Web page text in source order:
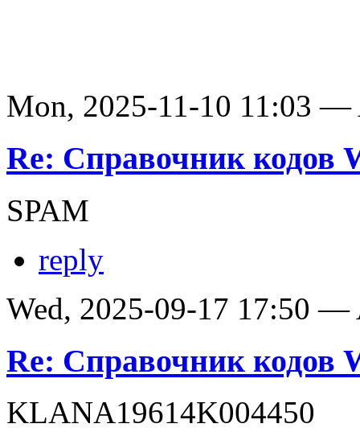
Mon, 2025-11-10 11:03 —
Re: Справочник кодов
SPAM
reply
Wed, 2025-09-17 17:50 —
Re: Справочник кодов
KLANA19614K004450